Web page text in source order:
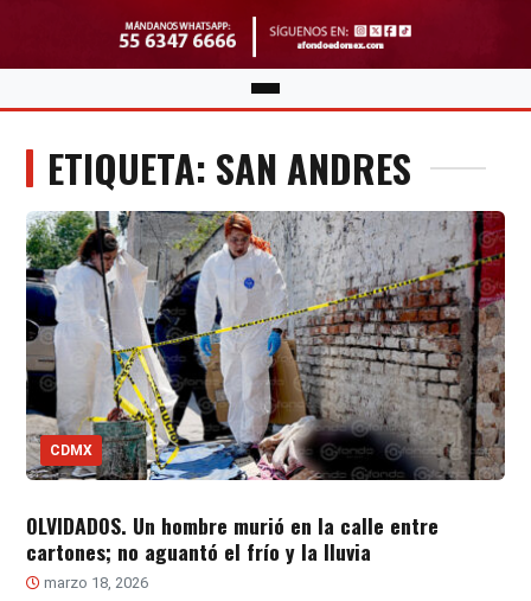
ETIQUETA: SAN ANDRES
CDMX
OLVIDADOS. Un hombre murió en la calle entre
cartones; no aguantó el frío y la lluvia
marzo 18, 2026